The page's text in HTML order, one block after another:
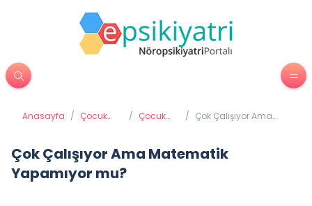
Anasayfa / Çocuk
/ Çocuk
/ Çok Çalışıyor Ama
Çok Çalışıyor Ama Matematik
Yapamıyor mu?